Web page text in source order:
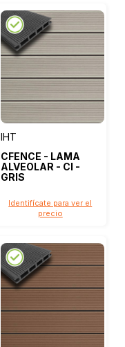
IHT
CFENCE - LAMA
ALVEOLAR - CI -
GRIS
Identifícate para ver el
precio